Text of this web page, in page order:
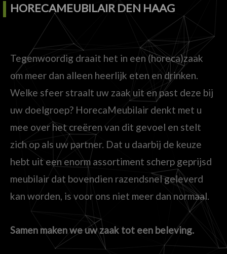
HORECAMEUBILAIR DEN HAAG
Tegenwoordig draait het in een (horeca)zaak
om meer dan alleen heerlijk eten en drinken.
Welke sfeer straalt uw zaak uit en past deze bij
uw doelgroep? HorecaMeubilair denkt met u
mee over het creëren van dit gevoel en stelt
zich op als uw partner. Dat u daarbij de keuze
hebt uit een enorm assortiment scherp geprijsd
meubilair dat bovendien razendsnel geleverd
kan worden, is voor ons niet meer dan normaal.
Samen maken we uw zaak tot een beleving.